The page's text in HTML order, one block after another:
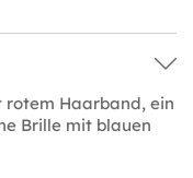
rotem Haarband, ein
Brille mit blauen